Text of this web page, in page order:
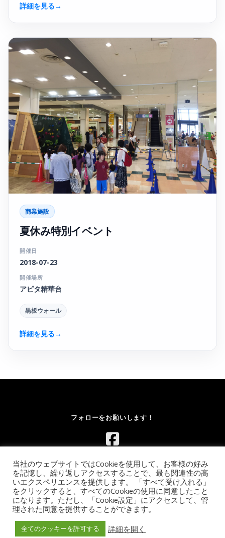
詳細を見る→
商業施設
夏休み特別イベント
開催日
2018-07-23
開催場所
アピタ精華台
黒板ウォール
詳細を見る→
フォローをお願いします！
Copyright © 2026 レンタルボルダリングウォール.com｜イベント
by FameThemes
当社のウェブサイトではCookieを使用して、お客様の好み
を記憶し、繰り返しアクセスすることで、最も関連性の高
いエクスペリエンスを提供します。 「すべて受け入れる」
をクリックすると、すべてのCookieの使用に同意したこと
になります。ただし、「Cookie設定」にアクセスして、管
理された同意を提供することができます。
全てのクッキーを許可する 詳細を開く